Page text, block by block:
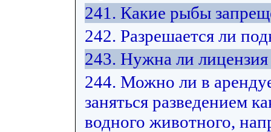
241. Какие рыбы
242. Разрешается ли
243. Нужна ли
244. Можно ли в
заняться разведением
водного животного,